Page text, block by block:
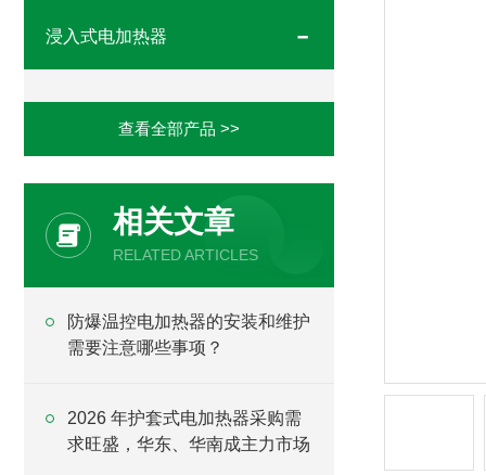
浸入式电加热器
查看全部产品 >>
相关文章
RELATED ARTICLES
防爆温控电加热器的安装和维护
需要注意哪些事项？
2026 年护套式电加热器采购需
求旺盛，华东、华南成主力市场